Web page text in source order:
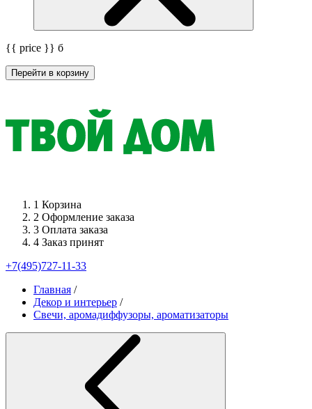
{{ price }} б
Перейти в корзину
1 Корзина
2 Оформление заказа
3 Оплата заказа
4 Заказ принят
+7(495)727-11-33
Главная /
Декор и интерьер /
Свечи, аромадиффузоры, ароматизаторы